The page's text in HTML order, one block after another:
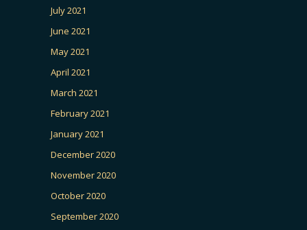
July 2021
June 2021
May 2021
April 2021
March 2021
February 2021
January 2021
December 2020
November 2020
October 2020
September 2020